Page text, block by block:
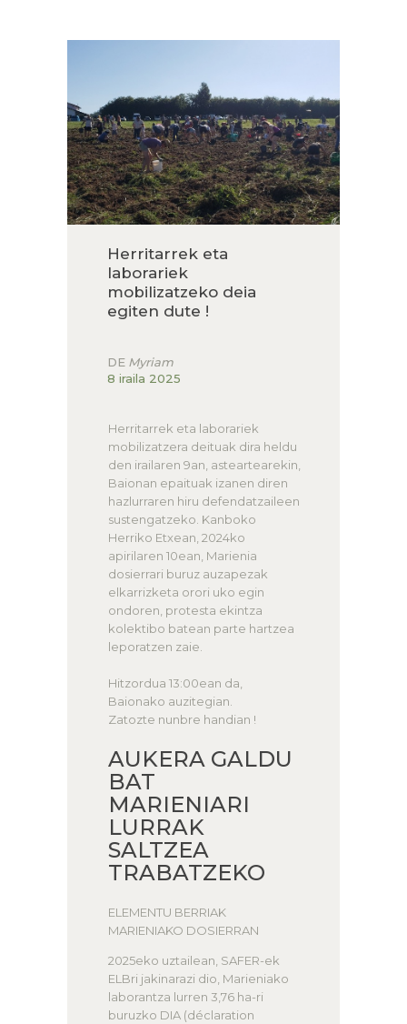
LURZAINDIA
GURE ALDE EGIN!
BERRIAK
KONTAKTUA
Herritarrek eta
laborariek
mobilizatzeko deia
egiten dute !
DE Myriam
8 iraila 2025
Herritarrek eta laborariek
mobilizatzera deituak dira heldu
den irailaren 9an, asteartearekin,
Baionan epaituak izanen diren
hazlurraren hiru defendatzaileen
sustengatzeko. Kanboko
Herriko Etxean, 2024ko
apirilaren 10ean, Marienia
dosierrari buruz auzapezak
elkarrizketa orori uko egin
ondoren, protesta ekintza
kolektibo batean parte hartzea
leporatzen zaie.
Hitzordua 13:00ean da,
Baionako auzitegian.
Zatozte nunbre handian !
AUKERA GALDU
BAT
MARIENIARI
LURRAK
SALTZEA
TRABATZEKO
ELEMENTU BERRIAK
MARIENIAKO DOSIERRAN
2025eko uztailean, SAFER-ek
ELBri jakinarazi dio, Marieniako
laborantza lurren 3,76 ha-ri
buruzko DIA (déclaration